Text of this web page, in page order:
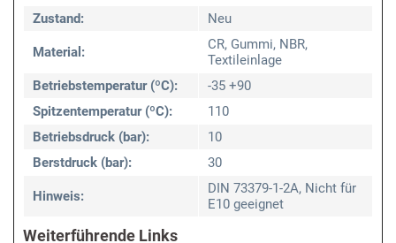
Zustand:
Neu
Material:
CR, Gummi, NBR,
Textileinlage
Betriebstemperatur (ºC):
-35 +90
Spitzentemperatur (ºC):
110
Betriebsdruck (bar):
10
Berstdruck (bar):
30
Hinweis:
DIN 73379-1-2A, Nicht für
E10 geeignet
Weiterführende Links